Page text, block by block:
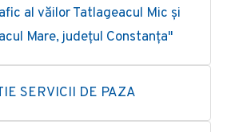
al văilor Tatlageacul Mic și
Mare, judeţul Constanța"
SERVICII DE PAZA